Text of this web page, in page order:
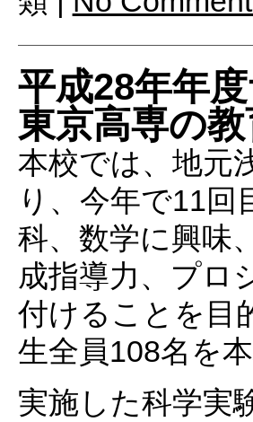
平成28年年
東京高専の
本校では、地元
り、今年で11
科、数学に興味
成指導力、プロ
付けることを目
生全員108名を
実施した科学実